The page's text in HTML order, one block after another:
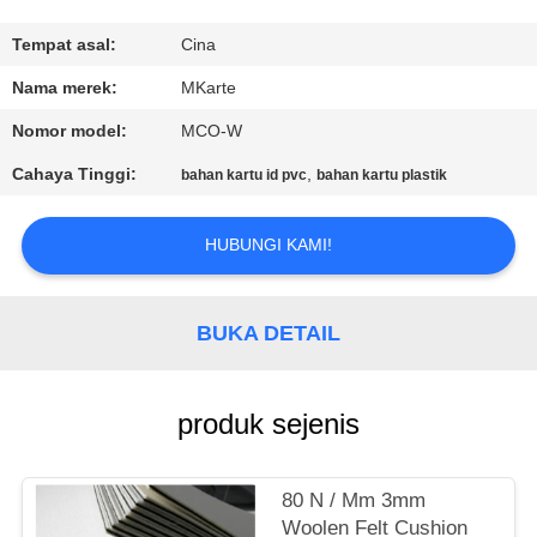
KONTROL
KUALITAS
HUBUNGI
BERITA
PERMINTAAN
Tempat asal: Cina
Nama merek: MKarte
Nomor model: MCO-W
Cahaya Tinggi: bahan kartu id pvc,bahan kartu plastik
HUBUNGI KAMI!
BUKA DETAIL
produk sejenis
80 N / Mm 3mm
Woolen Felt Cushion